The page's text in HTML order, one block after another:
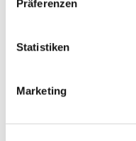
Präferenzen
Statistiken
Marketing